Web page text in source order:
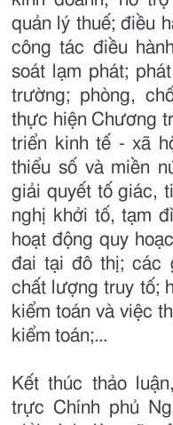
quản lý thuế; điều
công tác điều
soát lạm phát;
trường; phòng,
thực hiện Chương
triển kinh tế - xã
thiểu số và miền
giải quyết tố giác,
nghị khởi tố, tạm
hoạt động quy
đai tại đô thị; các
chất lượng truy tố;
kiểm toán và việc
kiểm toán;...
Kết thúc thảo
trực Chính phủ